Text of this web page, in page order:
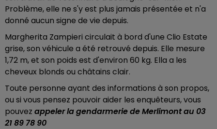
Problème, elle ne s'y est plus jamais présentée et n'a
donné aucun signe de vie depuis.
Margherita Zampieri circulait à bord d'une Clio Estate
grise, son véhicule a été retrouvé depuis. Elle mesure
1,72 m, et son poids est d'environ 60 kg. Ella a les
cheveux blonds ou châtains clair.
Toute personne ayant des informations à son propos,
ou si vous pensez pouvoir aider les enquêteurs, vous
pouvez appeler la gendarmerie de Merlimont au 03
21 89 78 90